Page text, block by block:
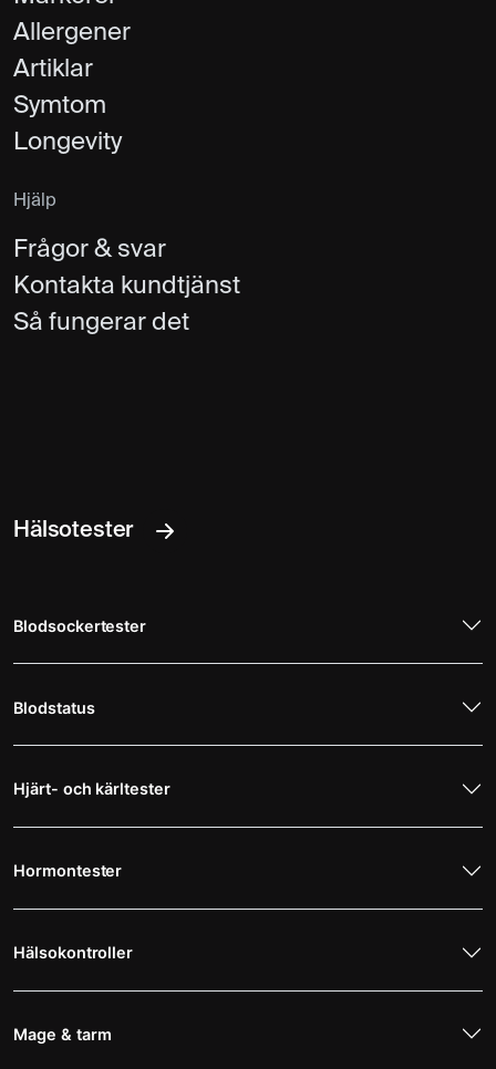
Allergener
Artiklar
Symtom
Longevity
Hjälp
Frågor & svar
Kontakta kundtjänst
Så fungerar det
Hälsotester
Blodsockertester
Blodstatus
Hjärt- och kärltester
Hormontester
Hälsokontroller
Mage & tarm